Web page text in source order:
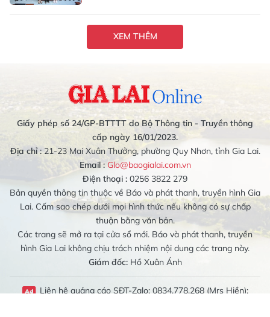
XEM THÊM
Giấy phép số 24/GP-BTTTT do Bộ Thông tin - Truyền thông
cấp ngày 16/01/2023.
Địa chỉ :21-23 Mai Xuân Thưởng, phường Quy Nhơn, tỉnh Gia Lai.
Email : Glo@baogialai.com.vn
Điện thoại : 0256 3822 279
Bản quyền thông tin thuộc về Báo và phát thanh, truyền hình Gia
Lai. Cấm sao chép dưới mọi hình thức nếu không có sự chấp
thuận bằng văn bản.
Các trang sẽ mở ra tại cửa sổ mới. Báo và phát thanh, truyền
hình Gia Lai không chịu trách nhiệm nội dung các trang này.
Giám đốc:Hồ Xuân Ánh
Liên hệ quảng cáo SĐT-Zalo: 0834.778.268 (Mrs Hiền);